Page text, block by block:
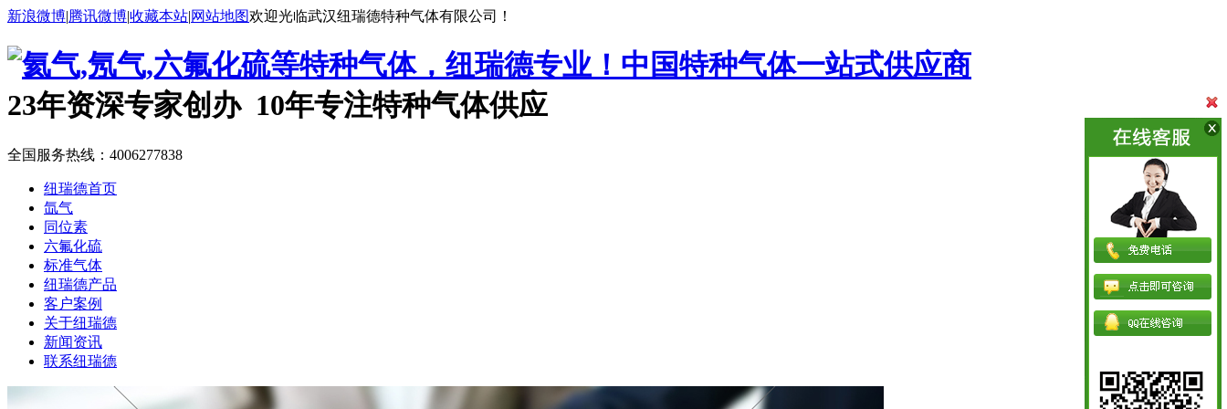
新浪微博|腾讯微博|收藏本站|网站地图欢迎光临武汉纽瑞德特种气体有限公司！
中国特种气体一站式供应商
23年资深专家创办 10年专注特种气体供应
全国服务热线： 4006277838
纽瑞德首页
氙气
同位素
六氟化硫
标准气体
纽瑞德产品
客户案例
关于纽瑞德
新闻资讯
联系纽瑞德